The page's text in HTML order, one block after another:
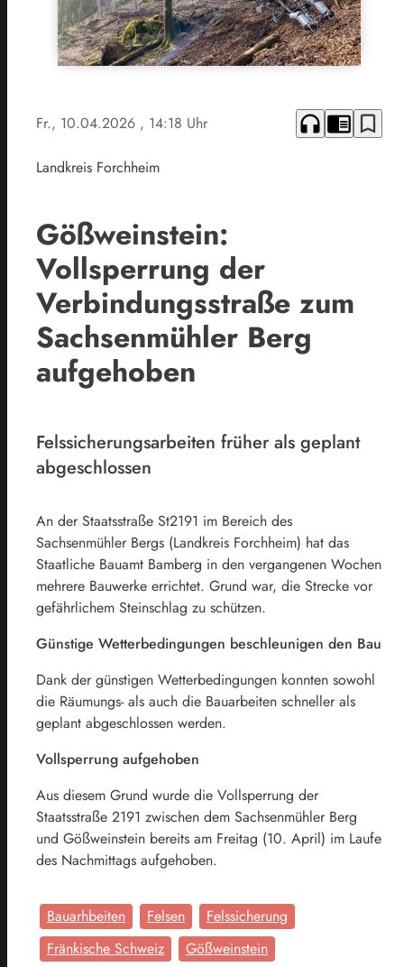
Fr., 10.04.2026 , 14:18 Uhr headphones chrome_reader_mode bookmark_border
Landkreis Forchheim
Gößweinstein:
Vollsperrung der
Verbindungsstraße zum
Sachsenmühler Berg
aufgehoben
Felssicherungsarbeiten früher als geplant
abgeschlossen
An der Staatsstraße St2191 im Bereich des
Sachsenmühler Bergs (Landkreis Forchheim) hat das
Staatliche Bauamt Bamberg in den vergangenen Wochen
mehrere Bauwerke errichtet. Grund war, die Strecke vor
gefährlichem Steinschlag zu schützen.
Günstige Wetterbedingungen beschleunigen den Bau
Dank der günstigen Wetterbedingungen konnten sowohl
die Räumungs- als auch die Bauarbeiten schneller als
geplant abgeschlossen werden.
Vollsperrung aufgehoben
Aus diesem Grund wurde die Vollsperrung der
Staatsstraße 2191 zwischen dem Sachsenmühler Berg
und Gößweinstein bereits am Freitag (10. April) im Laufe
des Nachmittags aufgehoben.
Bauarhbeiten Felsen
Felssicherung
Fränkische Schweiz
Gößweinstein